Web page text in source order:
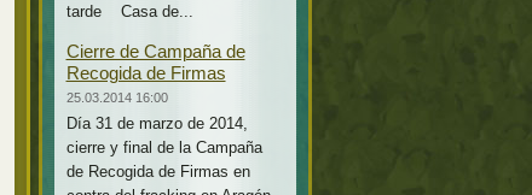
tarde Casa de...
Cierre de Campaña de
Recogida de Firmas
25.03.2014 16:00
Día 31 de marzo de 2014,
cierre y final de la Campaña
de Recogida de Firmas en